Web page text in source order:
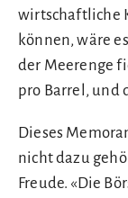
wirtschaftliche
können, wäre
der Meerenge
pro Barrel, und
Dieses
nicht dazu
Freude. «Die